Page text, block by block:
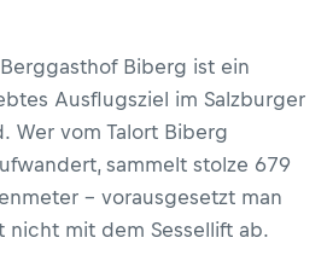
Biberg ist ein
Ausflugsziel im Salzburger
Wer vom Talort Biberg
sammelt stolze 679
– vorausgesetzt man
nicht mit dem Sessellift ab.